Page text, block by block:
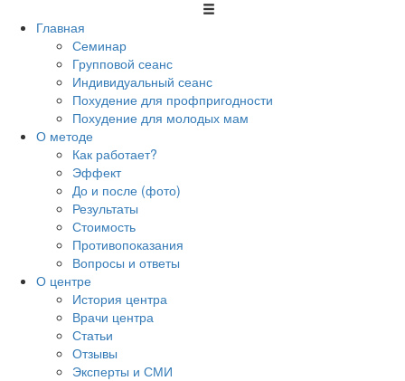
Главная
Семинар
Групповой сеанс
Индивидуальный сеанс
Похудение для профпригодности
Похудение для молодых мам
О методе
Как работает?
Эффект
До и после (фото)
Результаты
Стоимость
Противопоказания
Вопросы и ответы
О центре
История центра
Врачи центра
Статьи
Отзывы
Эксперты и СМИ